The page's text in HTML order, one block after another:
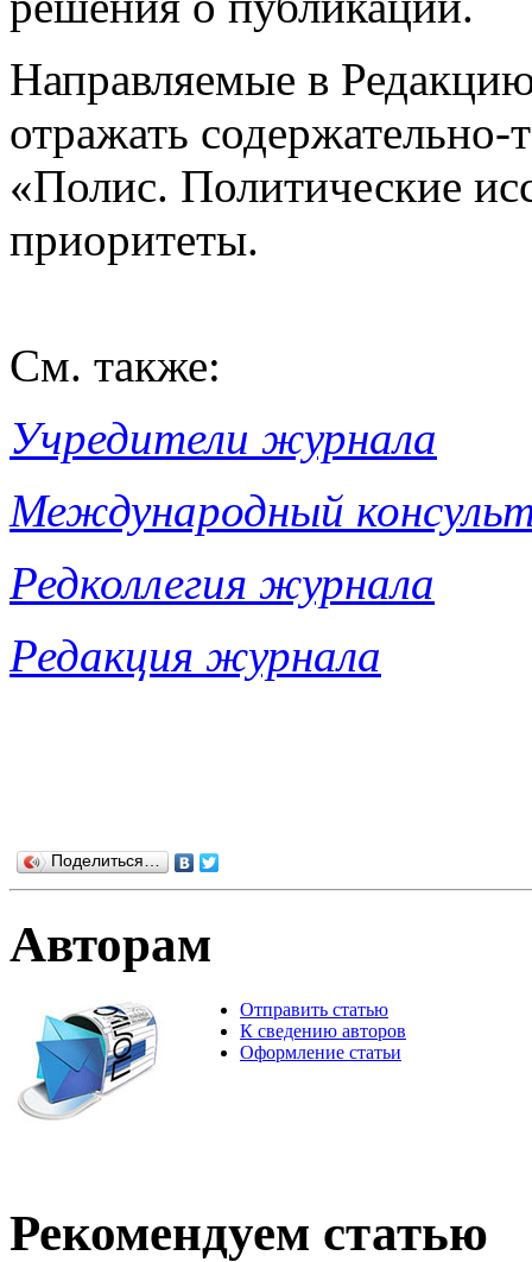
Направляемые в
отражать
«Полис. Политические
приоритеты.
См. также:
Учредители журнала
Международный
Редколлегия журнала
Редакция журнала
Поделиться…
Авторам
Отправить статью
К сведению авторов
Оформление статьи
Рекомендуем статью